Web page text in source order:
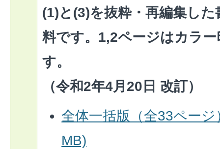
(1)と(3)を抜粋・再編集し
料です。1,2ページはカラ
す。
（令和2年4月20日 改訂）
全体一括版（全33ペー
MB)